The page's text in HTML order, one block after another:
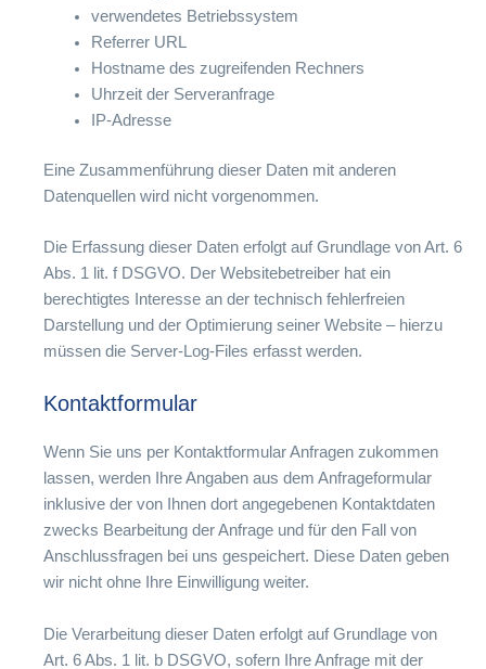
verwendetes Betriebssystem
Referrer URL
Hostname des zugreifenden Rechners
Uhrzeit der Serveranfrage
IP-Adresse
Eine Zusammenführung dieser Daten mit anderen
Datenquellen wird nicht vorgenommen.
Die Erfassung dieser Daten erfolgt auf Grundlage von Art. 6
Abs. 1 lit. f DSGVO. Der Websitebetreiber hat ein
berechtigtes Interesse an der technisch fehlerfreien
Darstellung und der Optimierung seiner Website – hierzu
müssen die Server-Log-Files erfasst werden.
Kontaktformular
Wenn Sie uns per Kontaktformular Anfragen zukommen
lassen, werden Ihre Angaben aus dem Anfrageformular
inklusive der von Ihnen dort angegebenen Kontaktdaten
zwecks Bearbeitung der Anfrage und für den Fall von
Anschlussfragen bei uns gespeichert. Diese Daten geben
wir nicht ohne Ihre Einwilligung weiter.
Die Verarbeitung dieser Daten erfolgt auf Grundlage von
Art. 6 Abs. 1 lit. b DSGVO, sofern Ihre Anfrage mit der